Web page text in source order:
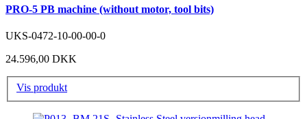
PRO-5 PB machine (without motor, tool bits)
UKS-0472-10-00-00-0
24.596,00 DKK
Vis produkt